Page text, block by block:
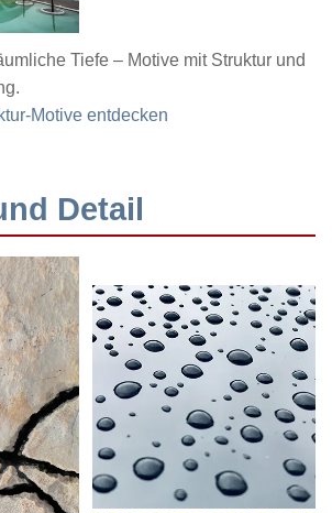
Tiefe – Motive mit Struktur und
Motive entdecken
Detail